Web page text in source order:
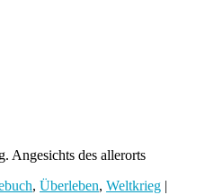
Angesichts des allerorts
, Überleben, Weltkrieg